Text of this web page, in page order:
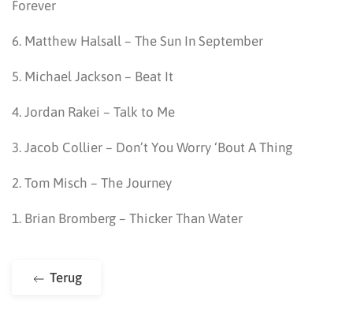
Forever
6. Matthew Halsall – The Sun In September
5. Michael Jackson – Beat It
4. Jordan Rakei – Talk to Me
3. Jacob Collier – Don’t You Worry ‘Bout A Thing
2. Tom Misch – The Journey
1. Brian Bromberg – Thicker Than Water
Terug